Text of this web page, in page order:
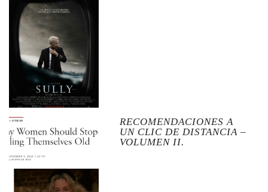
RECOMENDACIONES A
UN CLIC DE DISTANCIA –
VOLUMEN II.